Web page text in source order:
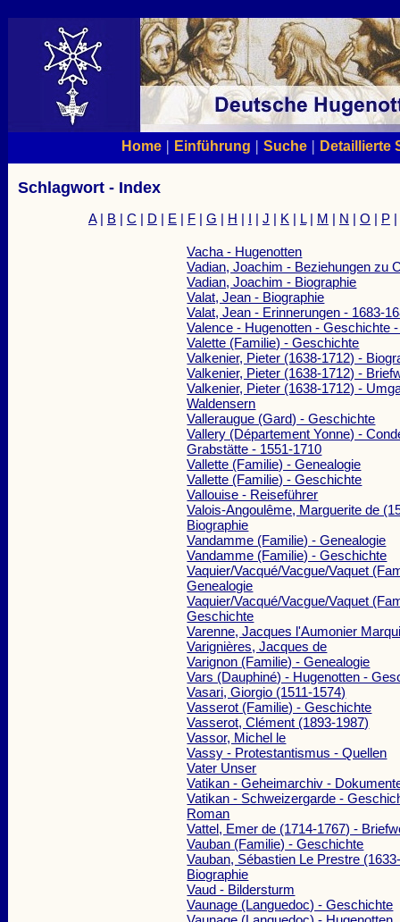
Home| Einführung | Suche| Detaillierte
Schlagwort - Index
A| B| C | D | E | F| G | H | I | J | K | L| M | N | O | P|
Vacha - Hugenotten
Vadian, Joachim - Beziehungen zu
Vadian, Joachim - Biographie
Valat, Jean - Biographie
Valat, Jean - Erinnerungen - 1683-
Valence - Hugenotten - Geschichte
Valette (Familie) - Geschichte
Valkenier, Pieter (1638-1712) -
Valkenier, Pieter (1638-1712) -
Valkenier, Pieter (1638-1712) -
Waldensern
Valleraugue (Gard) - Geschichte
Vallery (Département Yonne) -
Grabstätte - 1551-1710
Vallette (Familie) - Genealogie
Vallette (Familie) - Geschichte
Vallouise - Reiseführer
Valois-Angoulême, Marguerite de
Biographie
Vandamme (Familie) - Genealogie
Vandamme (Familie) - Geschichte
Vaquier/Vacqué/Vacgue/Vaquet
Genealogie
Vaquier/Vacqué/Vacgue/Vaquet
Geschichte
Varenne, Jacques l'Aumonier
Varignières, Jacques de
Varignon (Familie) - Genealogie
Vars (Dauphiné) - Hugenotten -
Vasari, Giorgio (1511-1574)
Vasserot (Familie) - Geschichte
Vasserot, Clément (1893-1987)
Vassor, Michel le
Vassy - Protestantismus - Quellen
Vater Unser
Vatikan - Geheimarchiv -
Vatikan - Schweizergarde -
Roman
Vattel, Emer de (1714-1767) -
Vauban (Familie) - Geschichte
Vauban, Sébastien Le Prestre
Biographie
Vaud - Bildersturm
Vaunage (Languedoc) - Geschichte